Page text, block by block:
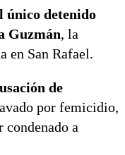
único detenido
Guzmán, la
en San Rafael.
de
por femicidio,
a